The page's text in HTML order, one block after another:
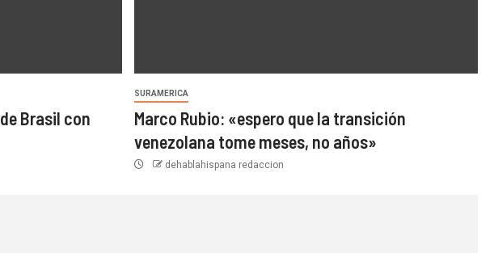
Brasil con
SURAMERICA
Marco Rubio: «espero que la transición
venezolana tome meses, no años»
dehablahispana redaccion